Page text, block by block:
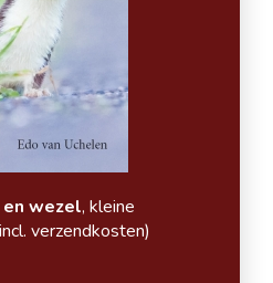
en wezel, kleine
verzendkosten)